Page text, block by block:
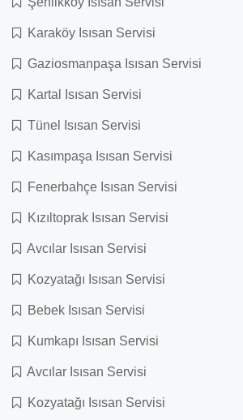
Karaköy Isısan Servisi
Gaziosmanpaşa Isısan Servisi
Kartal Isısan Servisi
Tünel Isısan Servisi
Kasımpaşa Isısan Servisi
Fenerbahçe Isısan Servisi
Kızıltoprak Isısan Servisi
Avcılar Isısan Servisi
Kozyatağı Isısan Servisi
Bebek Isısan Servisi
Kumkapı Isısan Servisi
Avcılar Isısan Servisi
Kozyatağı Isısan Servisi